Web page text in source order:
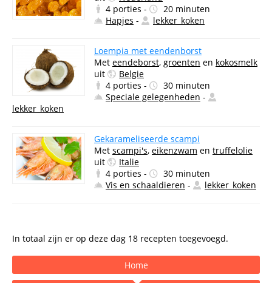
4 porties -
20 minuten
Hapjes - lekker_koken
Loempia met eendenborst
Met eendeborst, groenten en kokosmelk
uit
Belgie
4 porties -
30 minuten
Speciale gelegenheden -
lekker_koken
Gekarameliseerde scampi
Met scampi's, eikenzwam en truffelolie
uit
Italie
4 porties -
30 minuten
Vis en schaaldieren - lekker_koken
In totaal zijn er op deze dag 18 recepten toegevoegd.
Home